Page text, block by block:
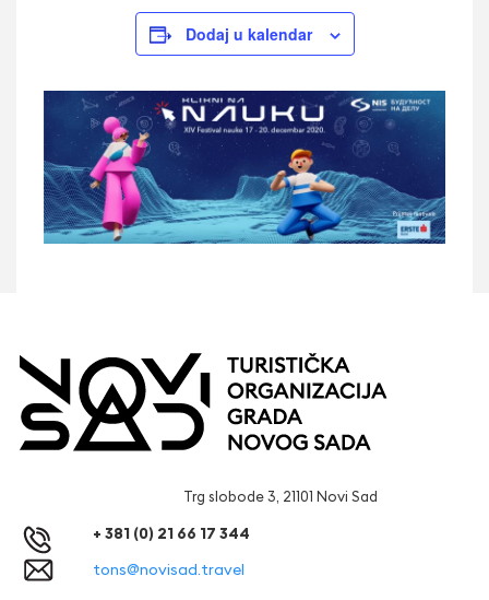
Dodaj u kalendar
Trg slobode 3, 21101 Novi Sad
+ 381 (0) 21 66 17 344
tons@novisad.travel